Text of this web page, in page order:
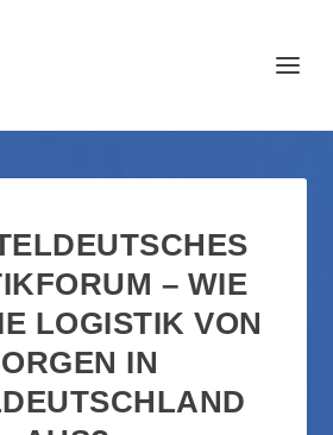
– WIE
LOGISTIK VON
IN